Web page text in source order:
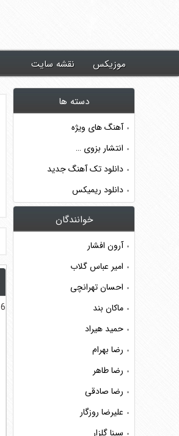
موزیکس نقشه سایت
6 نوامبر, 2019
دسته ها
آهنگ های ویژه
انتشار بزوی …
دانلود تک آهنگ جدید
دانلود ریمیکس
خوانندگان
آرون افشار
امیر عباس گلاب
احسان تهرانچی
ماکان بند
حمید هیراد
رضا بهرام
رضا طاهر
رضا صادقی
علیرضا روزگار
سینا گلزار